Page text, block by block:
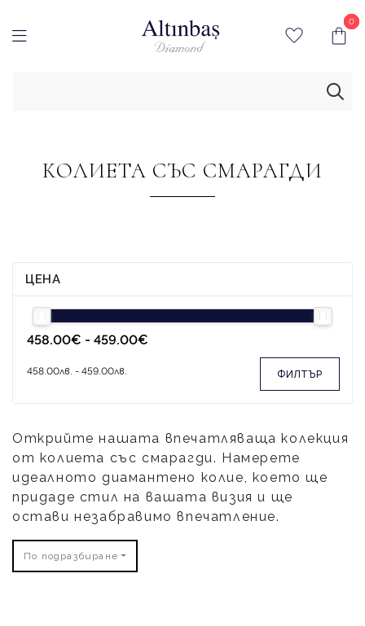
0
0
КОЛИЕТА СЪС СМАРАГДИ
ЦЕНА
ФИЛТЪР
Открийте нашата впечатляваща колекция
от колиета със смарагди. Намерете
идеалното диамантено колие, което ще
придаде стил на вашата визия и ще
остави незабравимо впечатление.
По подразбиране